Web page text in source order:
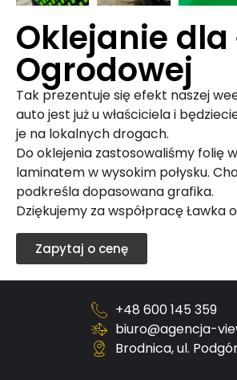
Oklejanie dla
Ogrodowej
Tak prezentuje się efekt naszej
auto jest już u właściciela i
je na lokalnych drogach.
Do oklejenia zastosowaliśmy folię
laminatem w wysokim połysku.
podkreśla dopasowana grafika.
Dziękujemy za współpracę Ławka
Zapytaj o cenę
+48 600 145 359
biuro@agencja-
Brodnica, ul.